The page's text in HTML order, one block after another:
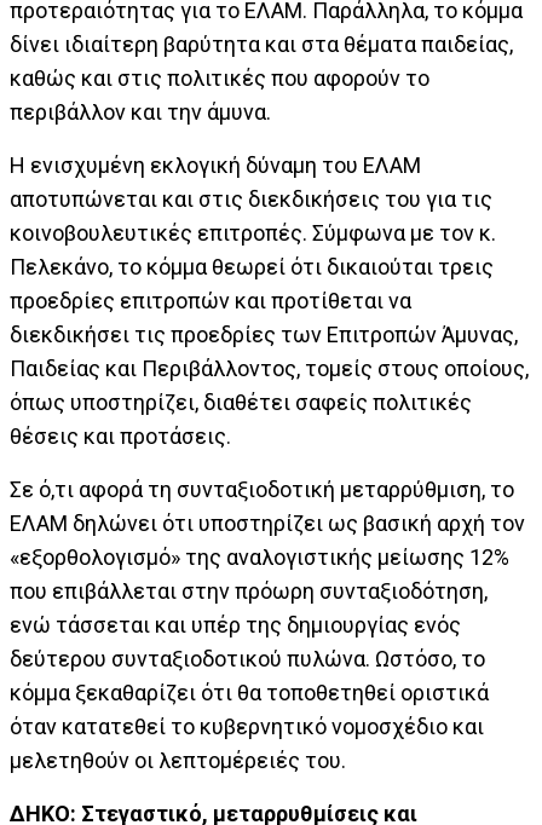
προτεραιότητας για το ΕΛΑΜ. Παράλληλα, το κόμμα
δίνει ιδιαίτερη βαρύτητα και στα θέματα παιδείας,
καθώς και στις πολιτικές που αφορούν το
περιβάλλον και την άμυνα.
Η ενισχυμένη εκλογική δύναμη του ΕΛΑΜ
αποτυπώνεται και στις διεκδικήσεις του για τις
κοινοβουλευτικές επιτροπές. Σύμφωνα με τον κ.
Πελεκάνο, το κόμμα θεωρεί ότι δικαιούται τρεις
προεδρίες επιτροπών και προτίθεται να
διεκδικήσει τις προεδρίες των Επιτροπών Άμυνας,
Παιδείας και Περιβάλλοντος, τομείς στους οποίους,
όπως υποστηρίζει, διαθέτει σαφείς πολιτικές
θέσεις και προτάσεις.
Σε ό,τι αφορά τη συνταξιοδοτική μεταρρύθμιση, το
ΕΛΑΜ δηλώνει ότι υποστηρίζει ως βασική αρχή τον
«εξορθολογισμό» της αναλογιστικής μείωσης 12%
που επιβάλλεται στην πρόωρη συνταξιοδότηση,
ενώ τάσσεται και υπέρ της δημιουργίας ενός
δεύτερου συνταξιοδοτικού πυλώνα. Ωστόσο, το
κόμμα ξεκαθαρίζει ότι θα τοποθετηθεί οριστικά
όταν κατατεθεί το κυβερνητικό νομοσχέδιο και
μελετηθούν οι λεπτομέρειές του.
ΔΗΚΟ: Στεγαστικό, μεταρρυθμίσεις και